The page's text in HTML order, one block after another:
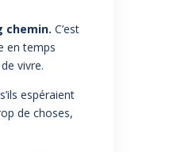
chemin. C’est
en temps
vivre.
espéraient
de choses,